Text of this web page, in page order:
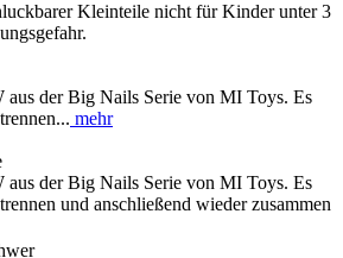
Kleinteile nicht für Kinder unter 3
der Big Nails Serie von MI Toys. Es
mehr
der Big Nails Serie von MI Toys. Es
und anschließend wieder zusammen